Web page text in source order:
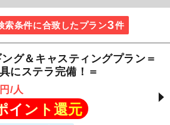
索条件に合致したプラン3件
グ＆キャスティングプラン＝
にステラ完備！＝
円/人
イント還元